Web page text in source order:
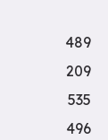
489
209
535
496